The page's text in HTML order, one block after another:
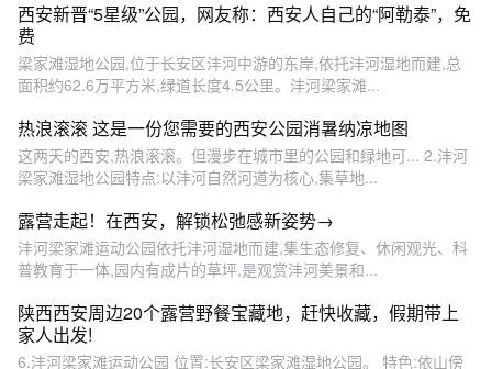
西安新晋“5星级”公园，网友称：西安人自己的“阿勒泰”，免
费
梁家滩湿地公园,位于长安区沣河中游的东岸,依托沣河湿地而建,总
面积约62.6万平方米,绿道长度4.5公里。沣河梁家滩...
热浪滚滚 这是一份您需要的西安公园消暑纳凉地图
这两天的西安,热浪滚滚。但漫步在城市里的公园和绿地可... 2.沣河
梁家滩湿地公园特点:以沣河自然河道为核心,集草地...
露营走起！在西安，解锁松弛感新姿势→
沣河梁家滩运动公园依托沣河湿地而建,集生态修复、休闲观光、科
普教育于一体,园内有成片的草坪,是观赏沣河美景和...
陕西西安周边20个露营野餐宝藏地，赶快收藏，假期带上
家人出发!
6.沣河梁家滩运动公园 位置:长安区梁家滩湿地公园。 特色:依山傍